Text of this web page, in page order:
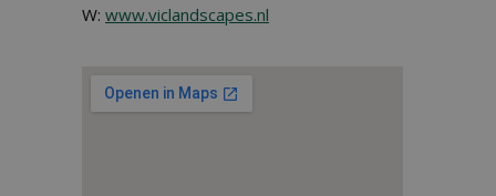
W: www.viclandscapes.nl